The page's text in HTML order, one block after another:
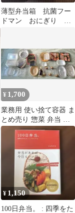
薄型弁当箱 抗菌フー
ドマン おにぎり テ
¥ 1,700
業務用 使い捨て容器 ま
とめ売り 惣菜 弁当 容
器
¥ 1,150
100日弁当。 : 四季をた